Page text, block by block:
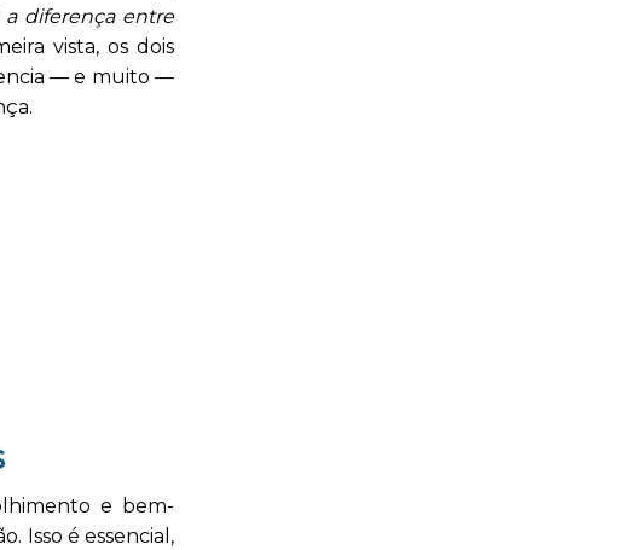
a diferença entre
vista, os dois
— e muito —
e bem-
Isso é essencial,